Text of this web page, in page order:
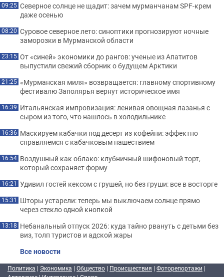
09:25 Северное солнце не щадит: зачем мурманчанам SPF-крем
даже осенью
08:20 Суровое северное лето: синоптики прогнозируют ночные
заморозки в Мурманской области
23:15 От «синей» экономики до рангов: ученые из Апатитов
выпустили свежий сборник о будущем Арктики
21:25 «Мурманская миля» возвращается: главному спортивному
фестивалю Заполярья вернут историческое имя
16:39 Итальянская импровизация: ленивая овощная лазанья с
сыром из того, что нашлось в холодильнике
16:36 Маскируем кабачки под десерт из кофейни: эффектно
справляемся с кабачковым нашествием
16:54 Воздушный как облако: клубничный шифоновый торт,
который сохраняет форму
16:21 Удивил гостей кексом с грушей, но без груши: все в восторге
15:31 Шторы устарели: теперь мы выключаем солнце прямо
через стекло одной кнопкой
13:18 Небанальный отпуск 2026: куда тайно рвануть с детьми без
виз, толп туристов и адской жары
Все новости
Политика | Экономика | Общество | Происшествия | Фоторепортажи |